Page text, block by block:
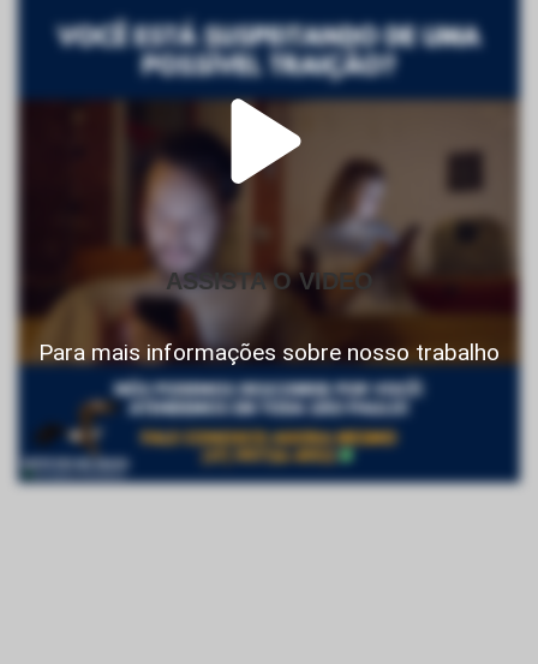
ASSISTA O VIDEO
Para mais informações sobre nosso trabalho